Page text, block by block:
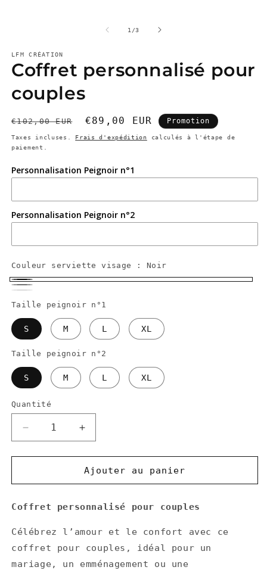
1 /de3
LFM CRÉATION
Coffret personnalisé pour
couples
Prix
habituel
€102,00 EUR
Prix
promotionnel
€89,00 EUR Promotion
Taxes incluses. Frais d'expédition calculés à l'étape de
paiement.
Personnalisation Peignoir n°1
Personnalisation Peignoir n°2
Couleur serviette visage : Noir
Noir
Gris
Taille peignoir n°1
S M L XL
Taille peignoir n°2
S M L XL
Quantité
Réduire
la
quantité
Coffret
pour
Augmenter
la
quantité
de
Coffret
pour
Ajouter au panier
Coffret personnalisé pour couples
Célébrez l’amour et le confort avec ce
coffret pour couples, idéal pour un
mariage, un emménagement ou une